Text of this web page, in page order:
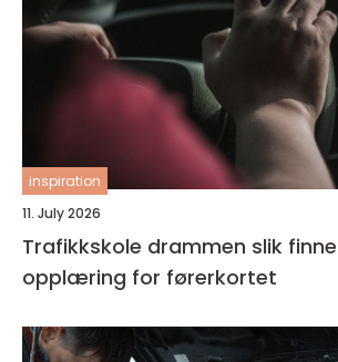
inspiration
11. July 2026
Trafikkskole drammen slik finner du riktig
opplæring for førerkortet